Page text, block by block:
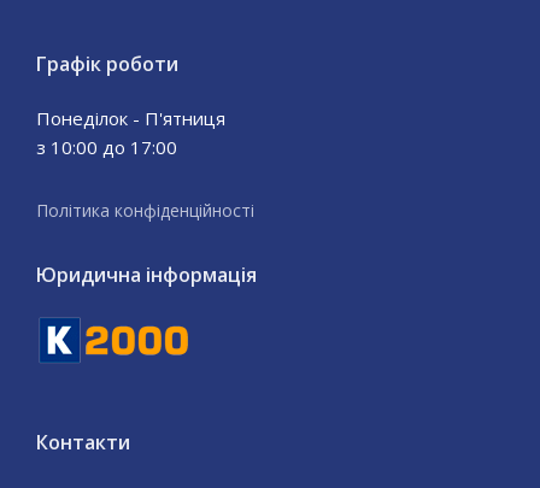
Графік роботи
Понеділок - П'ятниця
з 10:00 до 17:00
Політика конфіденційності
Юридична інформація
Контакти